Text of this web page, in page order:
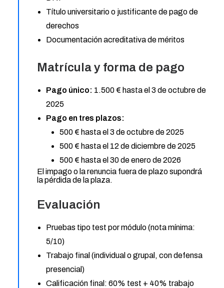
Título universitario o justificante de pago de
derechos
Documentación acreditativa de méritos
Matrícula y forma de pago
Pago único: 1.500 € hasta el 3 de octubre de
2025
Pago en tres plazos:
500 € hasta el 3 de octubre de 2025
500 € hasta el 12 de diciembre de 2025
500 € hasta el 30 de enero de 2026
El impago o la renuncia fuera de plazo supondrá
la pérdida de la plaza.
Evaluación
Pruebas tipo test por módulo (nota mínima:
5/10)
Trabajo final (individual o grupal, con defensa
presencial)
Calificación final: 60% test + 40% trabajo